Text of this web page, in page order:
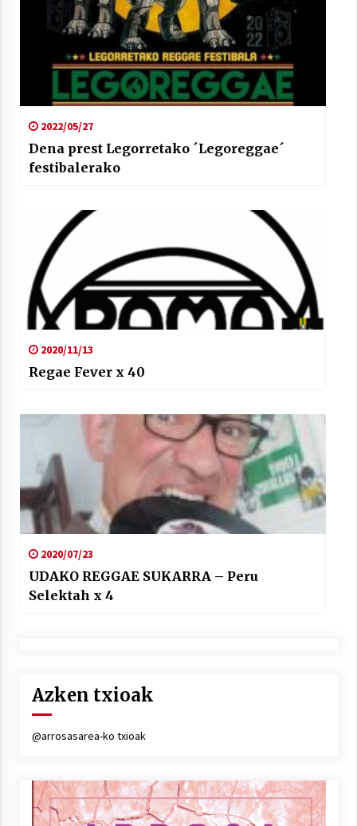
2022/05/27
Dena prest Legorretako ´Legoreggae´
festibalerako
2020/11/13
Regae Fever x 40
2020/07/23
UDAKO REGGAE SUKARRA – Peru
Selektah x 4
Azken txioak
@arrosasarea-ko txioak